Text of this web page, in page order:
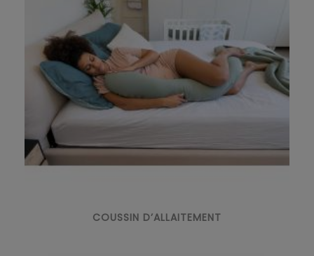
COUSSIN D’ALLAITEMENT